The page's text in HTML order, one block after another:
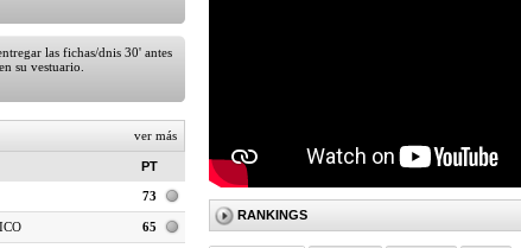
ver más
PT
73
65
RANKINGS